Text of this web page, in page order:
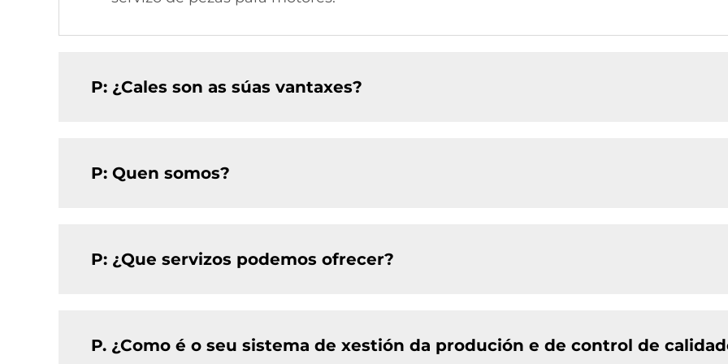
P: ¿Cales son as súas vantaxes?
P: Quen somos?
P: ¿Que servizos podemos ofrecer?
P. ¿Como é o seu sistema de xestión da produción e de control de